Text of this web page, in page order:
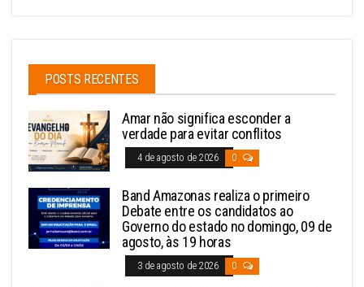
POSTS RECENTES
Amar não significa esconder a
verdade para evitar conflitos
4 de agosto de 2026 0
Band Amazonas realiza o primeiro
Debate entre os candidatos ao
Governo do estado no domingo, 09 de
agosto, às 19 horas
3 de agosto de 2026 0